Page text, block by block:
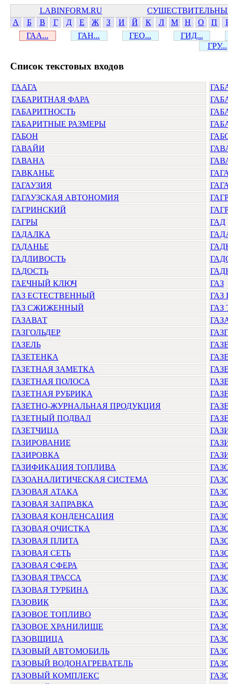
LABINFORM.RU
А
Б В Г Д Е Ж З И Й К Л М Н О П
ГАА...
ГАН... ГЕО...
ГИД...
ГРУ...
Cписок текстовых входов
ГААГА
ГАБАРИТНАЯ ФАРА
ГАБАРИТНОСТЬ
ГАБАРИТНЫЕ РАЗМЕРЫ
ГАБОН
ГАВАЙИ
ГАВАНА
ГАВКАНЬЕ
ГАГАУЗИЯ
ГАГАУЗСКАЯ АВТОНОМИЯ
ГАГРИНСКИЙ
ГАГРЫ
ГАД
ГАДАЛКА
ГАДАНЬЕ
ГАДЛИВОСТЬ
ГАДОСТЬ
ГАЕЧНЫЙ КЛЮЧ
ГАЗ
ГАЗ ЕСТЕСТВЕННЫЙ
ГАЗ СЖИЖЕННЫЙ
ГАЗ
ГАЗАВАТ
ГАЗГОЛЬДЕР
ГАЗЕЛЬ
ГАЗЕТЕНКА
ГАЗЕТНАЯ ЗАМЕТКА
ГАЗЕТНАЯ ПОЛОСА
ГАЗЕТНАЯ РУБРИКА
ГАЗЕТНО-ЖУРНАЛЬНАЯ ПРОДУКЦИЯ
ГАЗЕТНЫЙ ПОДВАЛ
ГАЗЕТЧИЦА
ГАЗИРОВАНИЕ
ГАЗИРОВКА
ГАЗИФИКАЦИЯ ТОПЛИВА
ГАЗОАНАЛИТИЧЕСКАЯ СИСТЕМА
ГАЗОВАЯ АТАКА
ГАЗОВАЯ ЗАПРАВКА
ГАЗОВАЯ КОНДЕНСАЦИЯ
ГАЗОВАЯ ОЧИСТКА
ГАЗОВАЯ ПЛИТА
ГАЗОВАЯ СЕТЬ
ГАЗОВАЯ СФЕРА
ГАЗОВАЯ ТРАССА
ГАЗОВАЯ ТУРБИНА
ГАЗОВИК
ГАЗОВОЕ ТОПЛИВО
ГАЗОВОЕ ХРАНИЛИЩЕ
ГАЗОВЩИЦА
ГАЗОВЫЙ АВТОМОБИЛЬ
ГАЗОВЫЙ ВОДОНАГРЕВАТЕЛЬ
ГАЗОВЫЙ КОМПЛЕКС